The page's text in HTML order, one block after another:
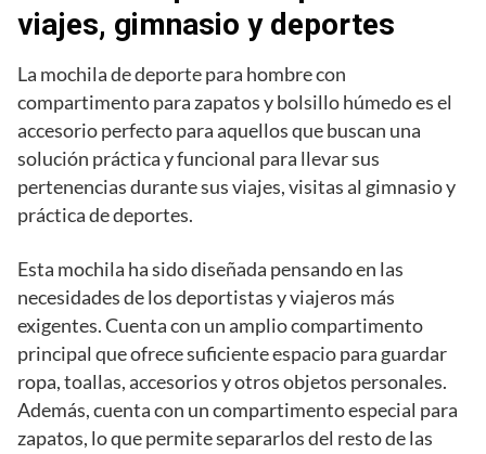
viajes, gimnasio y deportes
La mochila de deporte para hombre con
compartimento para zapatos y bolsillo húmedo es el
accesorio perfecto para aquellos que buscan una
solución práctica y funcional para llevar sus
pertenencias durante sus viajes, visitas al gimnasio y
práctica de deportes.
Esta mochila ha sido diseñada pensando en las
necesidades de los deportistas y viajeros más
exigentes. Cuenta con un amplio compartimento
principal que ofrece suficiente espacio para guardar
ropa, toallas, accesorios y otros objetos personales.
Además, cuenta con un compartimento especial para
zapatos, lo que permite separarlos del resto de las